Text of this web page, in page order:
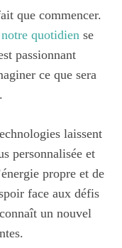
que commencer.
quotidien se
passionnant
ce que sera
laissent
personnalisée et
propre et de
face aux défis
un nouvel